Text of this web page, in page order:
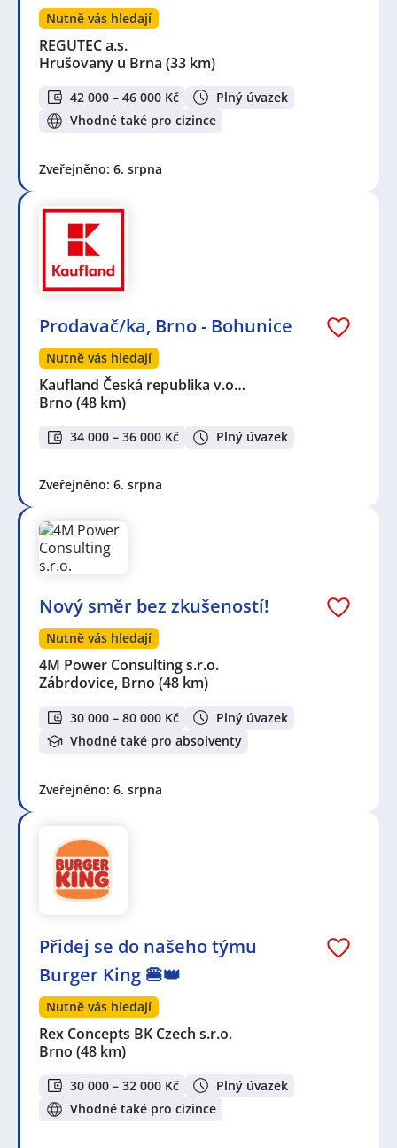
Nutně vás hledají
REGUTEC a.s.
Hrušovany u Brna (33 km)
42 000 – 46 000 Kč
Plný úvazek
Vhodné také pro cizince
Zveřejněno: 6. srpna
Prodavač/ka, Brno - Bohunice
Nutně vás hledají
Kaufland Česká republika v.o…
Brno (48 km)
34 000 – 36 000 Kč Plný úvazek
Zveřejněno: 6. srpna
Nový směr bez zkušeností!
Nutně vás hledají
4M Power Consulting s.r.o.
Zábrdovice, Brno (48 km)
30 000 – 80 000 Kč
Plný úvazek
Vhodné také pro absolventy
Zveřejněno: 6. srpna
Přidej se do našeho týmu
Burger King 🍔👑
Nutně vás hledají
Rex Concepts BK Czech s.r.o.
Brno (48 km)
30 000 – 32 000 Kč
Plný úvazek
Vhodné také pro cizince